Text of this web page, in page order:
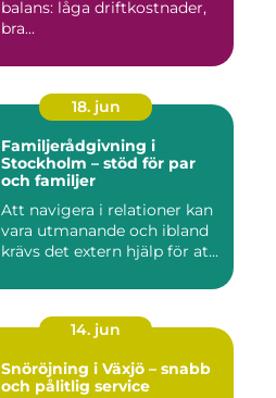
balans: låga driftkostnader,
bra...
18. jun
Familjerådgivning i
Stockholm – stöd för par
och familjer
Att navigera i relationer kan
vara utmanande och ibland
krävs det extern hjälp för at...
14. jun
Snöröjning i Växjö – snabb
och pålitlig service